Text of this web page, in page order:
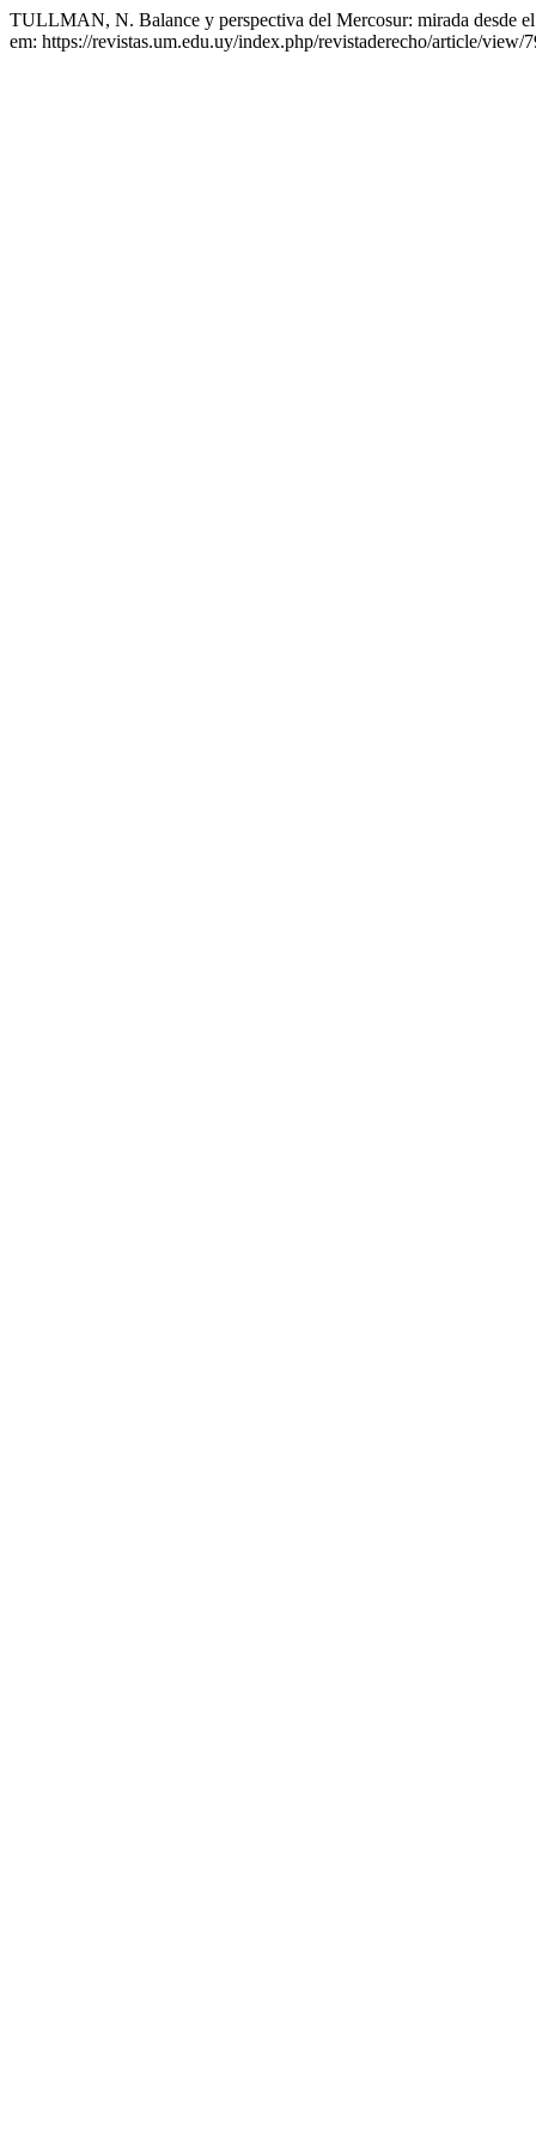
TULLMAN, N. Balance y perspectiva del Mercosur: mirada desde
em: https://revistas.um.edu.uy/index.php/revistaderecho/article/view/